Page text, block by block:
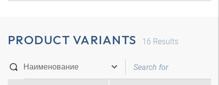
PRODUCT VARIANTS 16 Results